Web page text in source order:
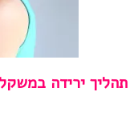
תהליך ירידה